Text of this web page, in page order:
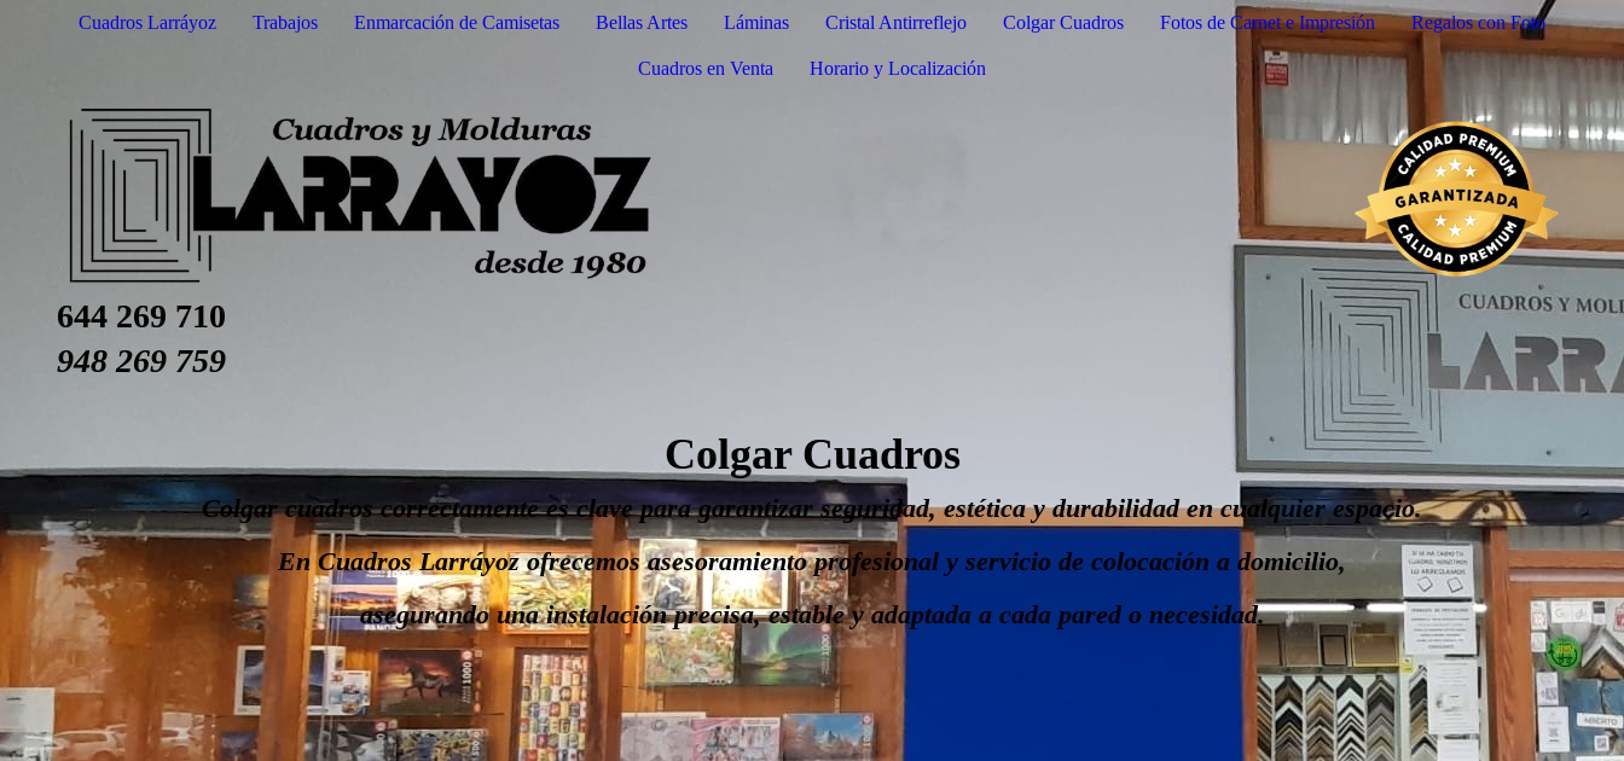
Cuadros Larráyoz Trabajos Enmarcación de Camisetas Bellas Artes Láminas Cristal Antirreflejo Colgar Cuadros Fotos de Carnet e Impresión Regalos con Foto
Cuadros en Venta Horario y Localización
644 269 710
948 269 759
Colgar Cuadros
Colgar cuadros correctamente es clave para garantizar seguridad, estética y durabilidad en cualquier espacio.
En Cuadros Larráyoz ofrecemos asesoramiento profesional y servicio de colocación a domicilio,
asegurando una instalación precisa, estable y adaptada a cada pared o necesidad.